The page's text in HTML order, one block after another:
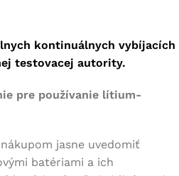
kontinuálnych vybíjacích
testovacej autority.
pre používanie lítium-
jasne uvedomiť
batériami a ich